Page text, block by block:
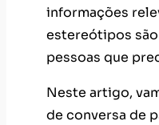
informações
estereótipos
pessoas que
Neste artigo,
de conversa de